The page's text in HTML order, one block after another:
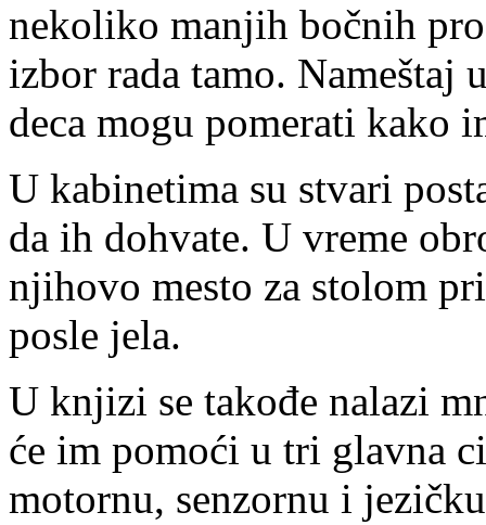
nekoliko manjih bočnih
izbor rada tamo. Nameštaj
deca mogu pomerati kako
U kabinetima su stvari
da ih dohvate. U vreme
njihovo mesto za stolom
posle jela.
U knjizi se takođe nalazi
će im pomoći u tri glavna
motornu, senzornu i